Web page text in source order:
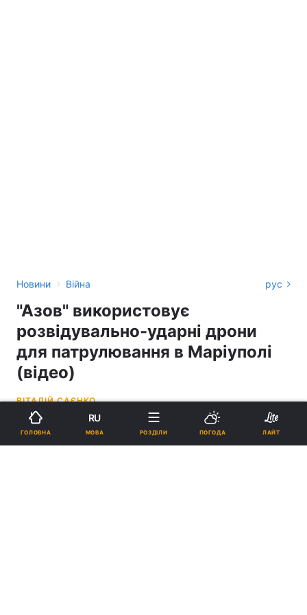
Новини › Війна рус
"Азов" використовує
розвідувально-ударні дрони
для патрулювання в Маріуполі
(відео)
ВІТАЛІЙ САЄНКО
11:04, 08.05.26
ГОЛОВНА
RU
МОВА РОЗДІЛИ ПОГОДА ЛАЙТ